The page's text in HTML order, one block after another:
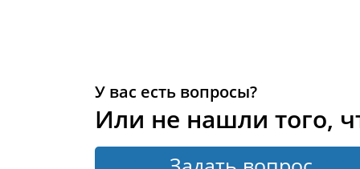
У вас есть вопросы?
Или не нашли того,